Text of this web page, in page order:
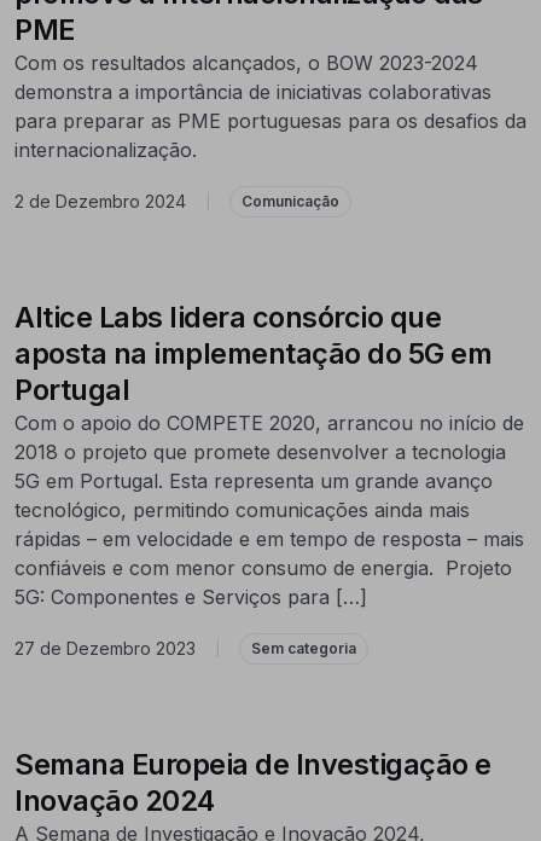
PME
Com os resultados alcançados, o BOW 2023-2024
demonstra a importância de iniciativas colaborativas
para preparar as PME portuguesas para os desafios da
internacionalização.
2 de Dezembro 2024 Comunicação
Altice Labs lidera consórcio que
aposta na implementação do 5G em
Portugal
Com o apoio do COMPETE 2020, arrancou no início de
2018 o projeto que promete desenvolver a tecnologia
5G em Portugal. Esta representa um grande avanço
tecnológico, permitindo comunicações ainda mais
rápidas – em velocidade e em tempo de resposta – mais
confiáveis e com menor consumo de energia. Projeto
5G: Componentes e Serviços para […]
27 de Dezembro 2023 Sem categoria
Semana Europeia de Investigação e
Inovação 2024
A Semana de Investigação e Inovação 2024,